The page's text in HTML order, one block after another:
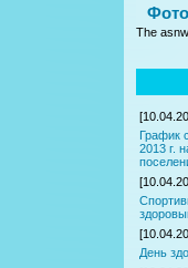
The
График
2013 г.
День